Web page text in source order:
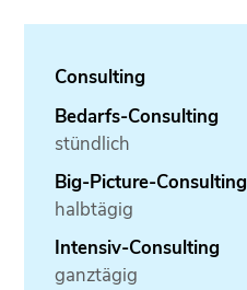
Consulting
Bedarfs-Consulting
stündlich
Big-Picture-Consulting
halbtägig
Intensiv-Consulting
ganztägig